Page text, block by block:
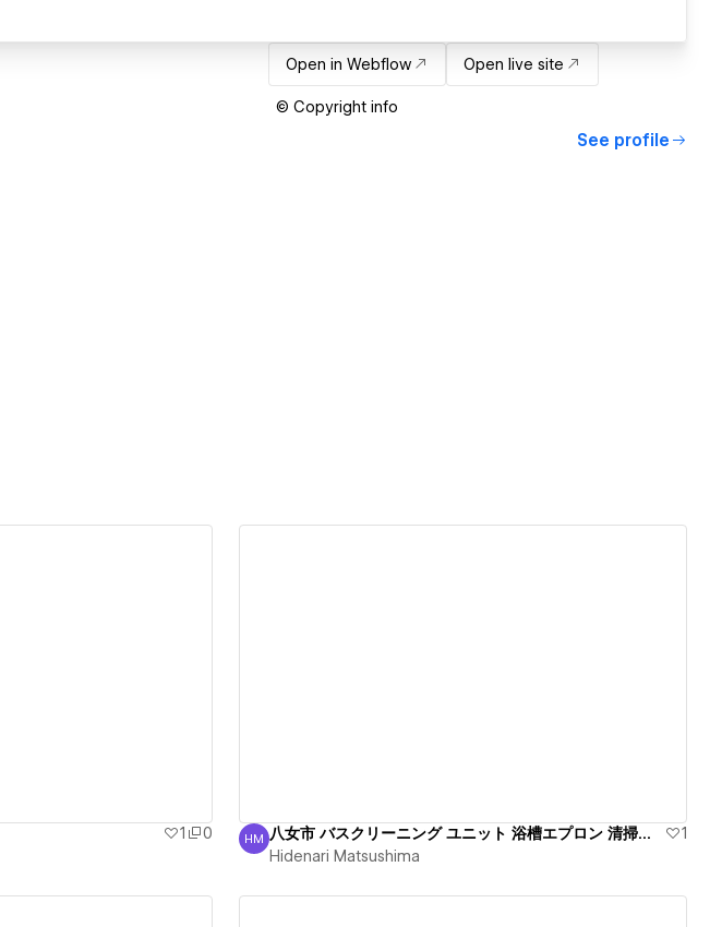
Open in Webflow Open live site
© Copyright info
See profile
1
0
Hidenari Matsushima
HM 八女市 バスクリーニング ユニット 浴槽エプロン 清掃丁寧
1
Hidenari Matsushima